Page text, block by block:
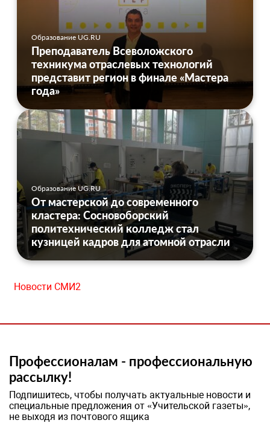
Образование UG.RU
Преподаватель Всеволожского
техникума отраслевых технологий
представит регион в финале «Мастера
года»
Образование UG.RU
От мастерской до современного
кластера: Сосновоборский
политехнический колледж стал
кузницей кадров для атомной отрасли
Новости СМИ2
Профессионалам - профессиональную
рассылку!
Подпишитесь, чтобы получать актуальные новости и
специальные предложения от «Учительской газеты»,
не выходя из почтового ящика